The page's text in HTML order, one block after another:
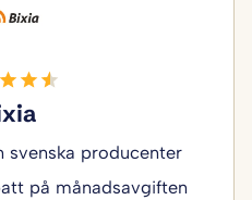
svenska producenter
på månadsavgiften